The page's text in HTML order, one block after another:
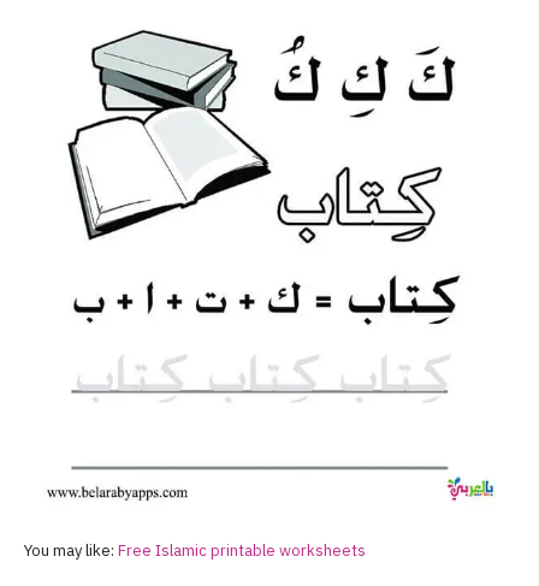
You may like: Free Islamic printable worksheets